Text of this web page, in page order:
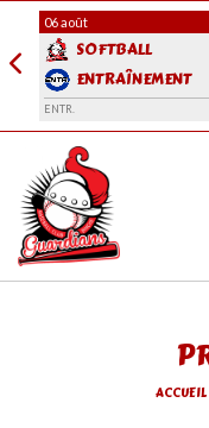
06 août
SOFTBALL
ENTRAÎNEMENT
ENTR.
ACCUEIL
Panneau de gestion des